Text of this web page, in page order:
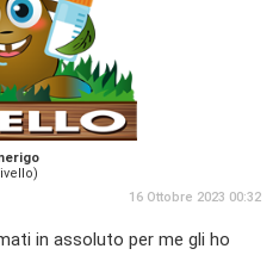
16 Ottobre 2023 00:32
in assoluto per me gli ho